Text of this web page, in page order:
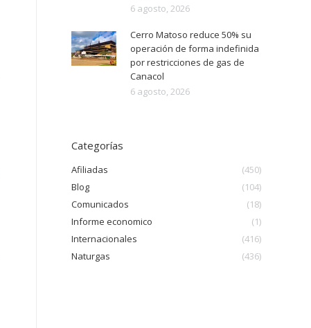
6 agosto, 2026
Cerro Matoso reduce 50% su
operación de forma indefinida
por restricciones de gas de
Canacol
6 agosto, 2026
Categorías
Afiliadas
(450)
Blog
(104)
Comunicados
(18)
Informe economico
(1)
Internacionales
(416)
Naturgas
(436)